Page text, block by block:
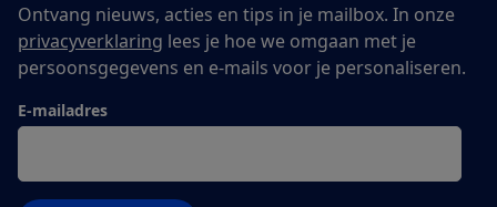
Ontvang nieuws, acties en tips in je mailbox. In onze
privacyverklaring lees je hoe we omgaan met je
persoonsgegevens en e-mails voor je personaliseren.
E-mailadres